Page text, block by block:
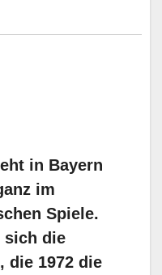
in Bayern
im
Spiele.
sich die
die 1972 die